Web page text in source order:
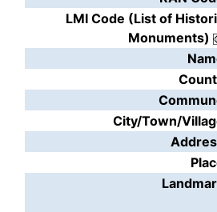
LMI Code (List of
Monuments)
City/Town/